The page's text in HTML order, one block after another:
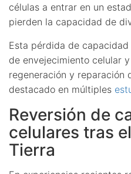
células a entrar en un
pierden la capacidad de
Esta pérdida de
de envejecimiento celular
regeneración y reparación
destacado en múltiples
Reversión de
celulares tras
Tierra